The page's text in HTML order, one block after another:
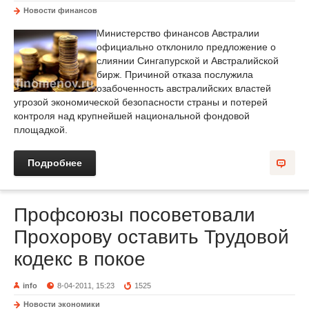
Новости финансов
Министерство финансов Австралии
официально отклонило предложение о
слиянии Сингапурской и Австралийской
бирж. Причиной отказа послужила
озабоченность австралийских властей
угрозой экономической безопасности страны и потерей
контроля над крупнейшей национальной фондовой
площадкой.
Подробнее
Профсоюзы посоветовали
Прохорову оставить Трудовой
кодекс в покое
info 8-04-2011, 15:23 1525
Новости экономики